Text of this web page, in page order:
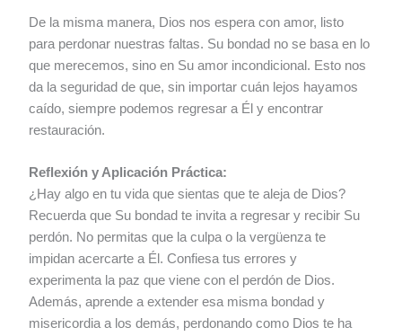
De la misma manera, Dios nos espera con amor, listo
para perdonar nuestras faltas. Su bondad no se basa en lo
que merecemos, sino en Su amor incondicional. Esto nos
da la seguridad de que, sin importar cuán lejos hayamos
caído, siempre podemos regresar a Él y encontrar
restauración.
Reflexión y Aplicación Práctica:
¿Hay algo en tu vida que sientas que te aleja de Dios?
Recuerda que Su bondad te invita a regresar y recibir Su
perdón. No permitas que la culpa o la vergüenza te
impidan acercarte a Él. Confiesa tus errores y
experimenta la paz que viene con el perdón de Dios.
Además, aprende a extender esa misma bondad y
misericordia a los demás, perdonando como Dios te ha